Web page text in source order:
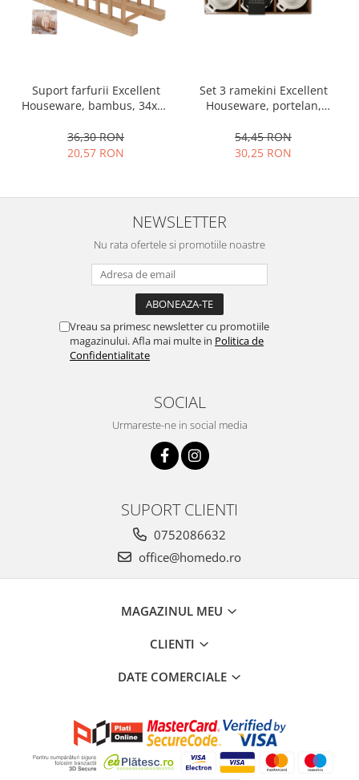
Suport farfurii Excellent
Houseware, bambus, 34x12
36,30 RON
20,57 RON
Set 3 ramekini Excellent
Houseware, portelan,
54,45 RON
30,25 RON
NEWSLETTER
Nu rata ofertele si promotiile noastre
Vreau sa primesc newsletter cu promotiile
magazinului. Afla mai multe in Politica de
Confidentialitate
SOCIAL
Urmareste-ne in social media
SUPORT CLIENTI
0752086632
office@homedo.ro
MAGAZINUL MEU
CLIENTI
DATE COMERCIALE